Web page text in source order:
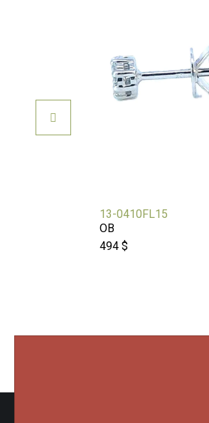
13-0410FL15
OB
494 $